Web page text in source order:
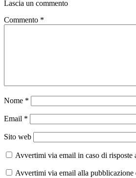
Lascia un commento
Commento *
Nome *
Email *
Sito web
Avvertimi via email in caso di risposte
Avvertimi via email alla